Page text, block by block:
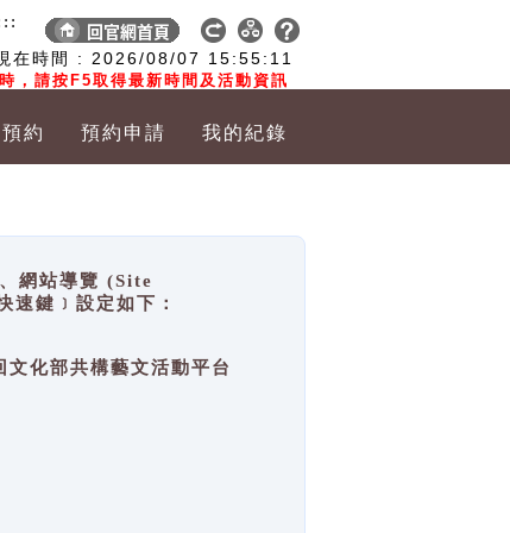
在時間 : 2026/08/07 15:55:12
，請按F5取得最新時間及活動資訊
約 預約申請 我的紀錄
網站導覽 (Site
鍵﹞設定如下：
化部共構藝文活動平台